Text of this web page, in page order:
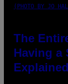
(PHOTO BY JO
The
Having a